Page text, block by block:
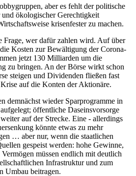
aber es fehlt der politische
ökologischer Gerechtigkeit
krisenfester zu machen.
Frage, wer dafür zahlen wird. Auf über
Kosten zur Bewältigung der Corona-
jetzt 130 Milliarden um die
zu bringen. An der Börse wirkt schon
steigen und Dividenden fließen fast
auf die Konten der Aktionäre.
demnächst wieder Sparprogramme in
öffentliche Daseinsvorsorge
auf der Strecke. Eine - allerdings
könnte etwas zu mehr
… aber nur, wenn die staatlichen
gespeist werden: hohe Gewinne,
müssen endlich mit deutlich
Infrastruktur und zum
Umbau beitragen.